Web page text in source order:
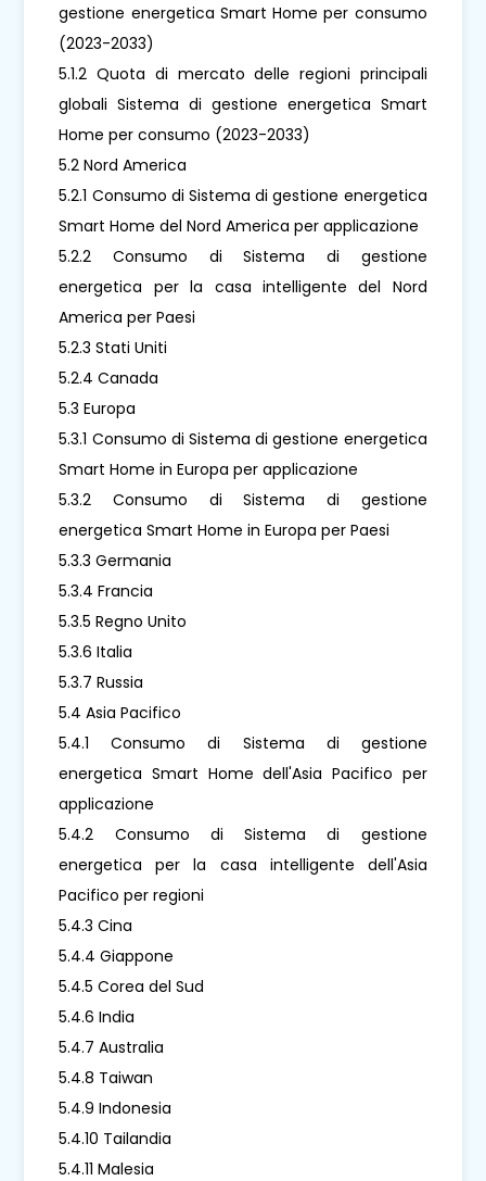
gestione energetica Smart Home per consumo
(2023-2033)
5.1.2 Quota di mercato delle regioni principali
globali Sistema di gestione energetica Smart
Home per consumo (2023-2033)
5.2 Nord America
5.2.1 Consumo di Sistema di gestione energetica
Smart Home del Nord America per applicazione
5.2.2 Consumo di Sistema di gestione
energetica per la casa intelligente del Nord
America per Paesi
5.2.3 Stati Uniti
5.2.4 Canada
5.3 Europa
5.3.1 Consumo di Sistema di gestione energetica
Smart Home in Europa per applicazione
5.3.2 Consumo di Sistema di gestione
energetica Smart Home in Europa per Paesi
5.3.3 Germania
5.3.4 Francia
5.3.5 Regno Unito
5.3.6 Italia
5.3.7 Russia
5.4 Asia Pacifico
5.4.1 Consumo di Sistema di gestione
energetica Smart Home dell'Asia Pacifico per
applicazione
5.4.2 Consumo di Sistema di gestione
energetica per la casa intelligente dell'Asia
Pacifico per regioni
5.4.3 Cina
5.4.4 Giappone
5.4.5 Corea del Sud
5.4.6 India
5.4.7 Australia
5.4.8 Taiwan
5.4.9 Indonesia
5.4.10 Tailandia
5.4.11 Malesia